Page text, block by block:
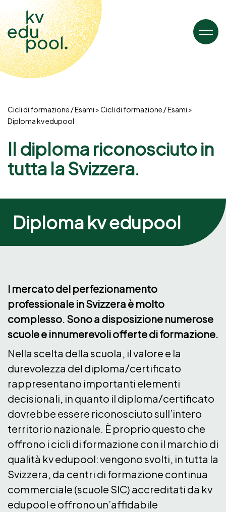
Cicli di formazione / Esami
Cicli di formazione / Esami
Diploma kv edupool
Il diploma riconosciuto in
tutta la Svizzera.
Diploma kv edupool
l mercato del perfezionamento
professionale in Svizzera è molto
complesso. Sono a disposizione numerose
scuole e innumerevoli offerte di formazione.
Nella scelta della scuola, il valore e la
durevolezza del diploma/certificato
rappresentano importanti elementi
decisionali, in quanto il diploma/certificato
dovrebbe essere riconosciuto sull’intero
territorio nazionale. È proprio questo che
offrono i cicli di formazione con il marchio di
qualità kv edupool: vengono svolti, in tutta la
Svizzera, da centri di formazione continua
commerciale (scuole SIC) accreditati da kv
edupool e offrono un’affidabile